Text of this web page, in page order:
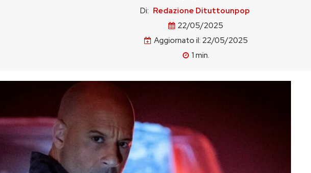
Di: Redazione Dituttounpop
22/05/2025
Aggiornato il: 22/05/2025
1 min.